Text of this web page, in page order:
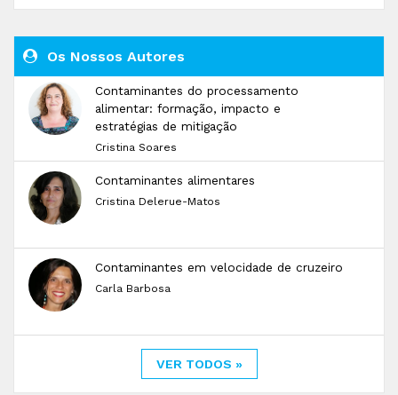
Os Nossos Autores
Contaminantes do processamento
alimentar: formação, impacto e
estratégias de mitigação
Cristina Soares
Contaminantes alimentares
Cristina Delerue-Matos
Contaminantes em velocidade de cruzeiro
Carla Barbosa
VER TODOS »